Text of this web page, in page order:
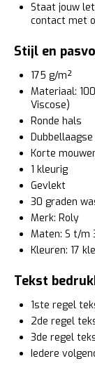
Staat jouw
contact met
Stijl en
175 g/m²
Materiaal:
Viscose)
Ronde hals
Korte
1 kleurig
Gevlekt
30 graden
Merk: Roly
Maten: S t/m
Kleuren: 17
Tekst
1ste regel
2de regel
3de regel
Iedere